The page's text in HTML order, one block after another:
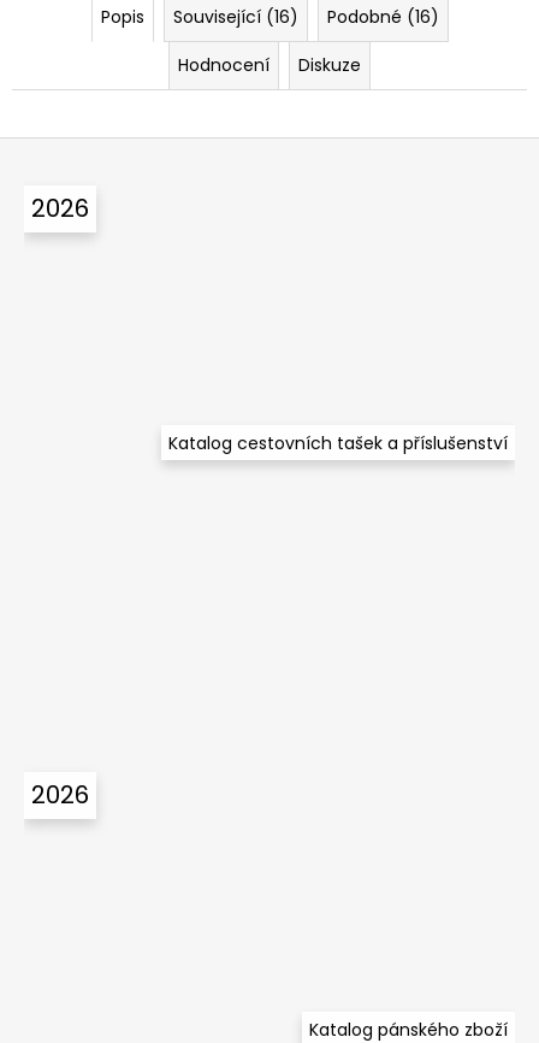
Popis Související (16)
Podobné (16)
Hodnocení
Diskuze
Z
2026
Katalog cestovních tašek a příslušenství
2026
Katalog pánského zboží